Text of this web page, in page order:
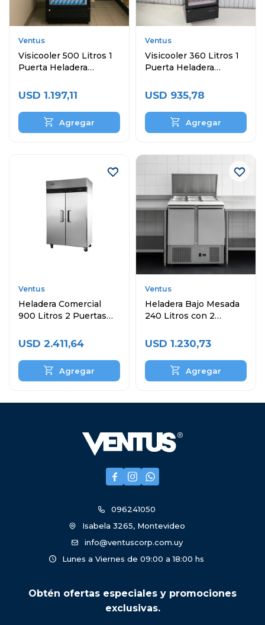
Ventus
Visicooler 500 Litros 1
Puerta Heladera
USD 1.197,11
Ventus
Visicooler 360 Litros 1
Puerta Heladera
USD 935,78
Ventus
Heladera Comercial
900 Litros 2 Puertas
USD 2.411,64
Ventus
Heladera Bajo Mesada
240 Litros con 2
Cubas
USD 1.230,73
  
096241050
Isabela 3265, Montevideo
info@ventuscorp.com.uy
Lunes a Viernes de 09:00 a 18:00 hs
Obtén ofertas especiales y promociones
exclusivas.